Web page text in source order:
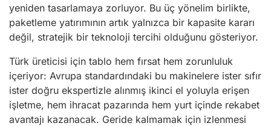
yeniden tasarlamaya zorluyor. Bu üç yönelim birlikte,
paketleme yatırımının artık yalnızca bir kapasite kararı
değil, stratejik bir teknoloji tercihi olduğunu gösteriyor.
Türk üreticisi için tablo hem fırsat hem zorunluluk
içeriyor: Avrupa standardındaki bu makinelere ister sıfır
ister doğru ekspertizle alınmış ikinci el yoluyla erişen
işletme, hem ihracat pazarında hem yurt içinde rekabet
avantajı kazanacak. Geride kalmamak için izlenmesi